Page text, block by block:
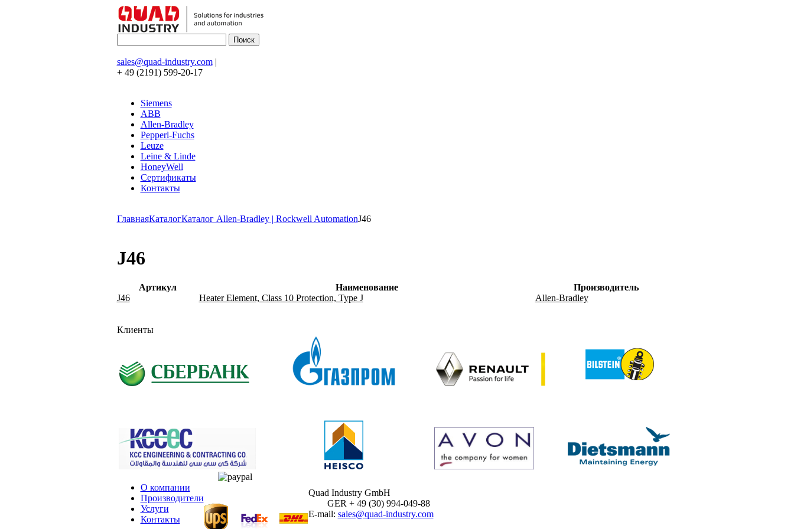
sales@quad-industry.com|
+ 49 (2191) 599-20-17
Siemens
ABB
Allen-Bradley
Pepperl-Fuchs
Leuze
Leine & Linde
HoneyWell
Сертификаты
Контакты
ГлавнаяКаталогКаталог Allen-Bradley | Rockwell AutomationJ46
J46
Артикул Наименование
Производитель
J46
Heater Element, Class 10 Protection, Type J Allen-Bradley
Клиенты
О компании
Производители
Услуги
Контакты
Quad Industry GmbH
GER + 49 (30) 994-049-88
E-mail: sales@quad-industry.com